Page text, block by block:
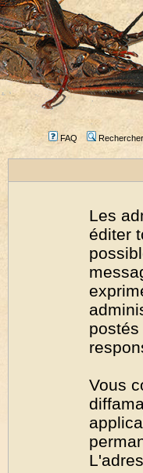
FAQ Rechercher
Les
éditer
Vous